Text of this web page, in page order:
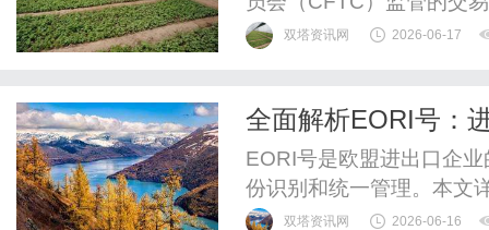
作为数字资产行业的重要
展重心不断演变。从关注
双塔资讯网 2026-06-17
全面解析EORI号：
EORI号是欧盟进出口企
份识别和统一管理。本文
双塔资讯网 2026-06-16